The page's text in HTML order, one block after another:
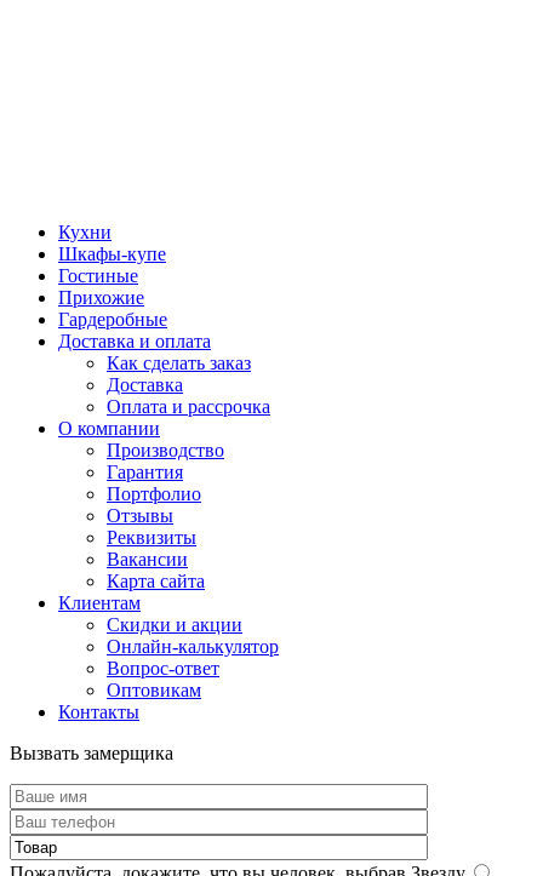
Кухни
Шкафы-купе
Гостиные
Прихожие
Гардеробные
Доставка и оплата
Как сделать заказ
Доставка
Оплата и рассрочка
О компании
Производство
Гарантия
Портфолио
Отзывы
Реквизиты
Вакансии
Карта сайта
Клиентам
Скидки и акции
Онлайн-калькулятор
Вопрос-ответ
Оптовикам
Контакты
Вызвать замерщика